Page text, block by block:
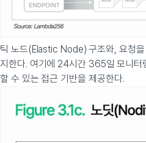
틱 노드(Elastic Node) 구조와, 요청
지한다. 여기에 24시간 365일 모니터
할 수 있는 접근 기반을 제공한다.